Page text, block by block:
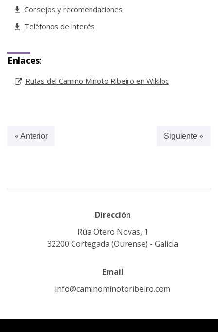
Consejos y recomendaciones
Teléfonos de interés
Enlaces:
Rutas del Camino Miñoto Ribeiro en Wikiloc
Siguiente »
« Anterior
Dirección
Rúa Otero Novas, 1
32200 Cortegada (Ourense) - Galicia
Email
info@caminominotoribeiro.com